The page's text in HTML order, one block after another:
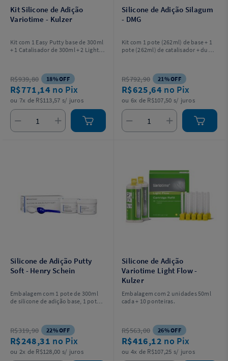
Kit Silicone de Adição
Variotime - Kulzer
Kit com 1 Easy Putty base de 300ml
+ 1 Catalisador de 300ml + 2 Light
dosadora e bolsa. Não acompanha
pistola aplicadora.
R$939,80 18% OFF
R$771,14 no Pix
ou 7x de R$113,57 s/ juros
Silicone de Adição Silagum
- DMG
Kit com 1 pote (262ml) de base + 1
pote (262ml) de catalisador + duas
+ 6 pontas intraorais.
R$792,90 21% OFF
R$625,64 no Pix
ou 6x de R$107,50 s/ juros
Silicone de Adição Putty
Soft - Henry Schein
Embalagem com 1 pote de 300ml
de silicone de adição base, 1 pote
R$319,90 22% OFF
R$248,31 no Pix
ou 2x de R$128,00 s/ juros
Silicone de Adição
Variotime Light Flow -
Kulzer
Embalagem com 2 unidades 50ml
cada + 10 ponteiras.
R$563,00 26% OFF
R$416,12 no Pix
ou 4x de R$107,25 s/ juros